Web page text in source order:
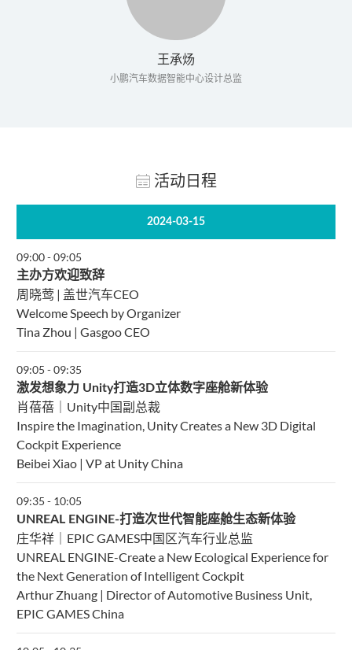
王承炀
小鹏汽车数据智能中心设计总监
活动日程
2024-03-15
09:00-09:05
主办方欢迎致辞
周晓莺 | 盖世汽车CEO
Welcome Speech by Organizer
Tina Zhou | Gasgoo CEO
09:05 -09:35
激发想象力 Unity打造3D立体数字座舱新体验
肖蓓蓓｜Unity中国副总裁
Inspire the Imagination, Unity Creates a New 3D Digital
Cockpit Experience
Beibei Xiao | VP at Unity China
09:35 - 10:05
UNREAL ENGINE-打造次世代智能座舱生态新体验
庄华祥｜EPIC GAMES中国区汽车行业总监
UNREAL ENGINE-Create a New Ecological Experience for
the Next Generation of Intelligent Cockpit
Arthur Zhuang | Director of Automotive Business Unit,
EPIC GAMES China